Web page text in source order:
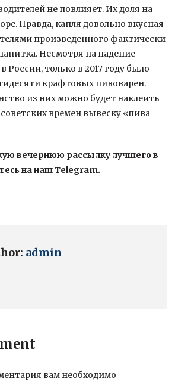
не повлияет. Их доля на
Правда, капля довольно вкусная
произведенного фактически
Несмотря на падение
России, только в 2017 году было
крафтовых пивоварен.
из них можно будет наклеить
времен вывеску «пива
вечернюю рассылку лучшего в
на наш Telegram.
admin
вам необходимо